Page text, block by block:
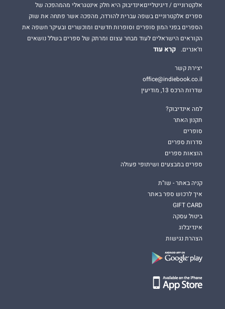
אלקטרוניים / דיגיטלייםאינדיבוק היא חלק אינטגראלי מהמהפכה של
ספרים אלקטרוניים בשפה עברית להורדה, מהפכה אשר פתחה את שוק
הספרים בפני המון סופרים וסופרות חדשים ומוכשרים ובעיקר חשפה את
הקוראים הישראלים לעוד מבחר עצום ומרתק של ספרים בשלל נושאים
וז'אנרים.
קרא עוד
יצירת קשר
office@indiebook.co.il
שדרות הרכס 13, מודיעין
למה אינדיבוק?
תקנון האתר
סופרים
סדרות ספרים
הוצאות ספרים
ספרים במבצעים ושיתופי פעולה
קניה באתר - שו"ת
איך לרכוש ספר באתר
GIFT CARD
ביטול עסקה
אינדיבלוג
הצהרת נגישות